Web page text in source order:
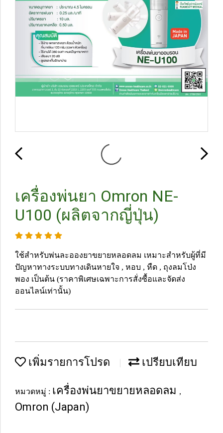
เครื่องพ่นยา Omron NE-
U100 (ผลิตจากญี่ปุ่น)
ใช้สำหรับพ่นละอองยาขยายหลอดลม เหมาะสำหรับผู้ที่มี
ปัญหาทางระบบทางเดินหายใจ , หอบ , หืด , ถุงลมโป่ง
พอง เป็นต้น (ราคาพิเศษเฉพาะการสั่งซื้อและจัดส่ง
ออนไลน์เท่านั้น)
เพิ่มรายการโปรด เปรียบเทียบ
หมวดหมู่ : เครื่องพ่นยาขยายหลอดลม ,
Omron (Japan)